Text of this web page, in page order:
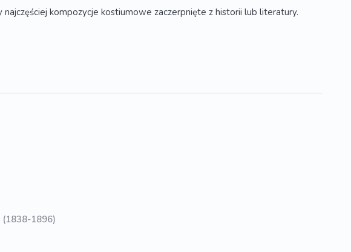
kompozycje kostiumowe zaczerpnięte z historii lub literatury.
(1838-1896)